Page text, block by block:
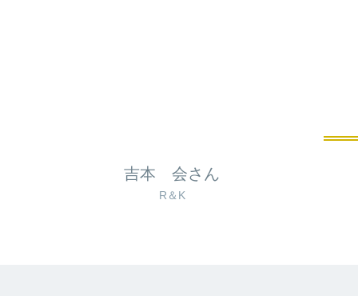
吉本 会さん
R＆K